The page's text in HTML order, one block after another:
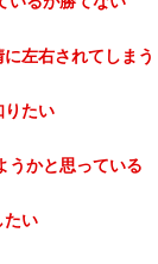
に左右されてしまう
りたい
うかと思っている
たい